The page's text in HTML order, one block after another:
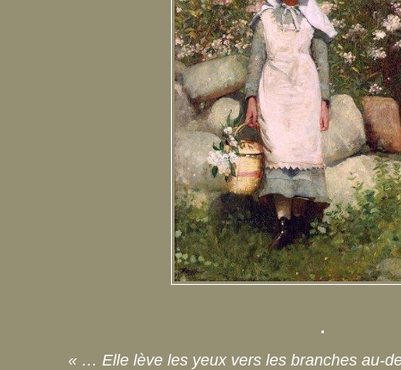
.
« … Elle lève les yeux vers les branches au-